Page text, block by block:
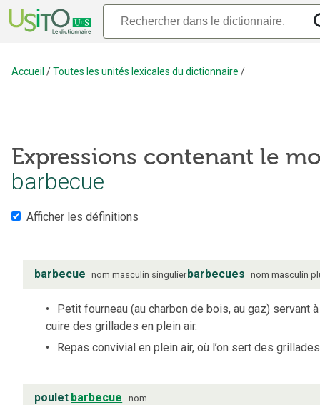
Accueil /Toutes les unités lexicales du dictionnaire /
Expressions contenant le
barbecue
Afficher les définitions
barbecue nom masculin singulierbarbecues nom masculin
Petit fourneau (au charbon de bois, au gaz) servant à
cuire des grillades en plein air.
Repas convivial en plein air, où l’on sert des
poulet barbecue nom